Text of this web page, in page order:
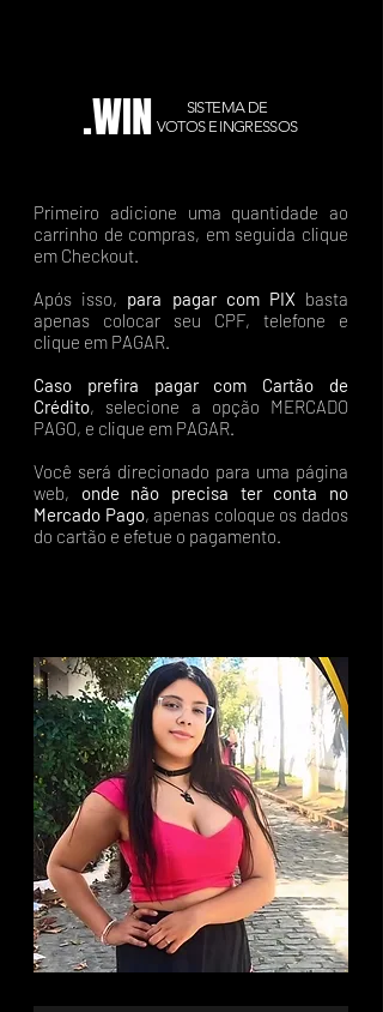
.WIN
SISTEMA DE
VOTOS E INGRESSOS
Primeiro adicione uma quantidade ao
carrinho de compras, em seguida clique
em Checkout.
Após isso, para pagar com PIX basta
apenas colocar seu CPF, telefone e
clique em PAGAR.
Caso prefira pagar com Cartão de
Crédito, selecione a opção MERCADO
PAGO, e clique em PAGAR.
Você será direcionado para uma página
web, onde não precisa ter conta no
Mercado Pago, apenas coloque os dados
do cartão e efetue o pagamento.